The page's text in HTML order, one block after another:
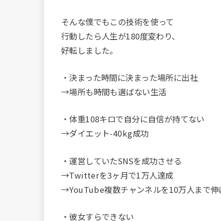
そんな僕でもこの技術を使って
行動したら人生が180度変わり、
好転しました。
・決まった時間に決まった場所に出社
→場所も時間も選ばない生活
・体重108キロで自分に自信が持てない
→ダイエット-40kg成功
・運営していたSNSを成功させる
→Twitterを3ヶ月で1万人達成
→YouTube複数チャンネルを10万人まで伸
・彼女すらできない